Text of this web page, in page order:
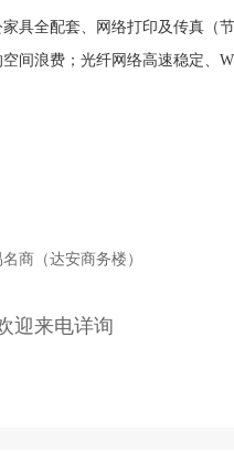
家具全配套、网络打印及传真（
浪费；光纤网络高速稳定、
易名商（达安商务楼）
欢迎来电详询